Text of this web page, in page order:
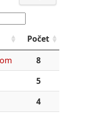
Počet
8
5
4